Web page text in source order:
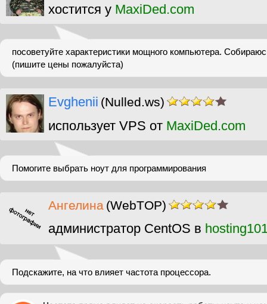
хостится у MaxiDed.com
посоветуйте характеристики мощного компьютера.
(пишите цены пожалуйста)
Evghenii (Nulled.ws)
использует VPS от MaxiDed.com
Помогите выбрать ноут для программирования
Ангелина (WebTOP)
администратор CentOS в
Подскажите, на что влияет частота процессора.